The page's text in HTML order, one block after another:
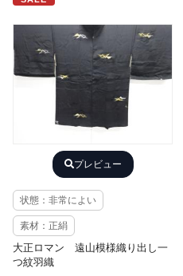
プレビュー
状態：非常によい
素材：正絹
大正ロマン 遠山模様織り出し一
つ紋羽織